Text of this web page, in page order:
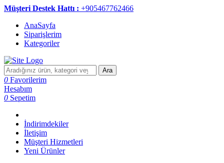
Müşteri Destek Hattı : +905467762466
AnaSayfa
Siparişlerim
Kategoriler
Ara
0 Favorilerim
Hesabım
0 Sepetim
İndirimdekiler
İletişim
Müşteri Hizmetleri
Yeni Ürünler